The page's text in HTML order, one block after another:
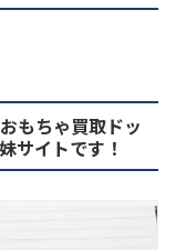
もちゃ買取ドッ
サイトです！